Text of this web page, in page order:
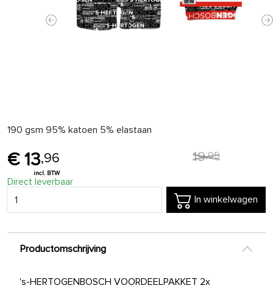
Previous
190 gsm 95% katoen 5% elastaan
13,96 19,95
Direct leverbaar
In winkelwagen
Productomschrijving
's-HERTOGENBOSCH VOORDEELPAKKET 2x